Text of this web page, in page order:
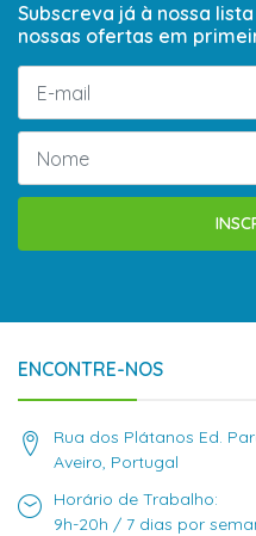
Subscreva já à nossa
nossas ofertas em
ENCONTRE-NOS
Rua dos Plátanos Ed.
Aveiro, Portugal
Horário de Trabalho:
9h-20h / 7 dias por